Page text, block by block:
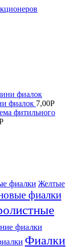
фиалок 7,00Р
фитильного
фиалки Желтые
фиалки
фиалки
Фиалки